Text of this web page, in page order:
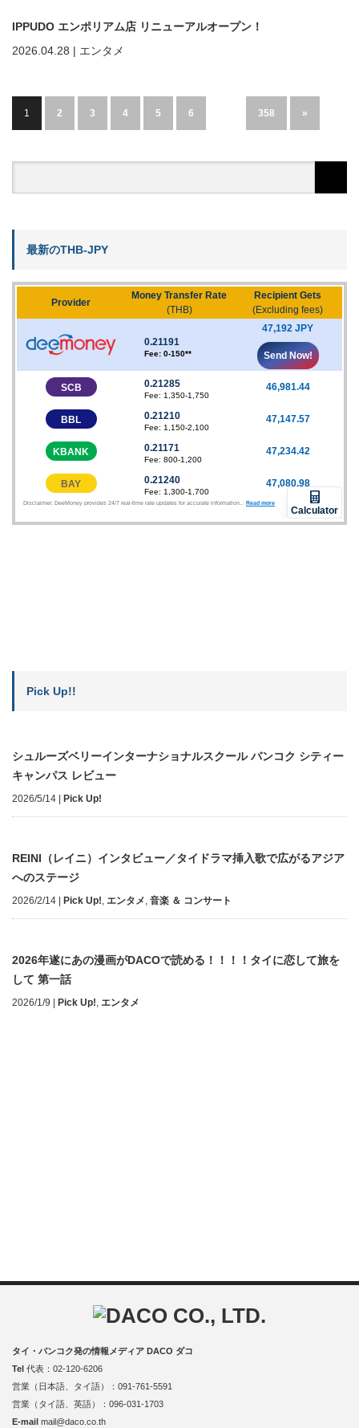
IPPUDO エンポリアム店 リニューアルオープン！
2026.04.28 | エンタメ
1 2 3 4 5 6 358 »
最新のTHB-JPY
Pick Up!!
シュルーズベリーインターナショナルスクール バンコク シティー
キャンパス レビュー
2026/5/14 Pick Up!
REINI（レイニ）インタビュー／タイドラマ挿入歌で広がるアジア
へのステージ
2026/2/14 Pick Up!, エンタメ, 音楽 ＆ コンサート
2026年遂にあの漫画がDACOで読める！！！！タイに恋して旅を
して 第一話
2026/1/9 Pick Up!, エンタメ
タイ・バンコク発の情報メディア DACO ダコ
Tel 代表：02-120-6206
営業（日本語、タイ語）：091-761-5591
営業（タイ語、英語）：096-031-1703
E-mail mail@daco.co.th